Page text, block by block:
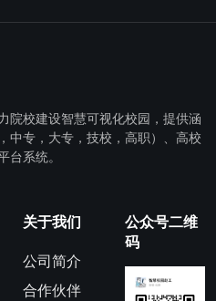
院校建设智慧可视化校园，提供涵
中专，大专，技校，高职）、高校
台系统。
关于我们
公司简介
合作伙伴
公众号二维
码